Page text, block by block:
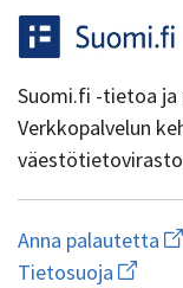
Suomi.fi -tietoa ja
Verkkopalvelun
väestötietovirasto
Anna palautetta
Tietosuoja Avaa